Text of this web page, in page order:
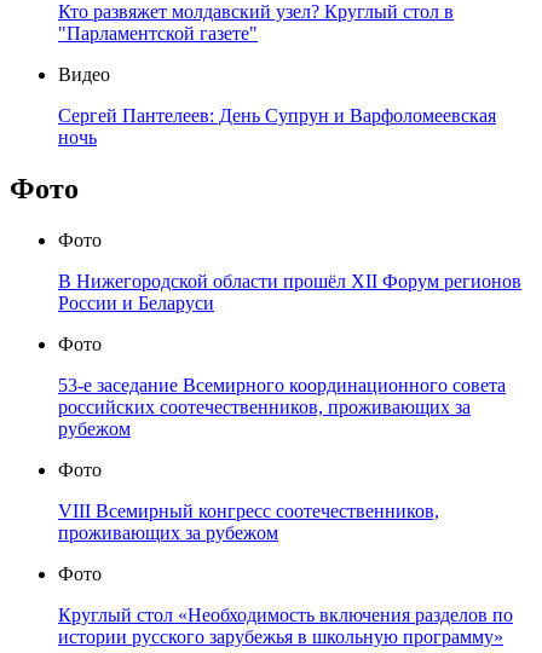
Кто развяжет молдавский узел? Круглый стол в
"Парламентской газете"
Видео
Сергей Пантелеев: День Супрун и Варфоломеевская
ночь
Фото
Фото
В Нижегородской области прошёл XII Форум регионов
России и Беларуси
Фото
53-е заседание Всемирного координационного совета
российских соотечественников, проживающих за
рубежом
Фото
VIII Всемирный конгресс соотечественников,
проживающих за рубежом
Фото
Круглый стол «Необходимость включения разделов по
истории русского зарубежья в школьную программу»